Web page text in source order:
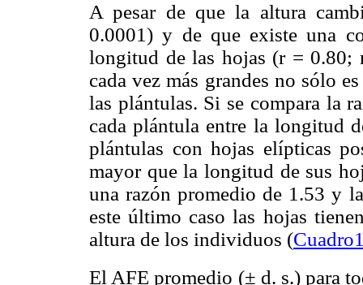
A pesar de que la altura
0.0001) y de que existe una
longitud de las hojas (r = 0.80;
cada vez más grandes no sólo
las plántulas. Si se compara la
cada plántula entre la longitud
plántulas con hojas elípticas
mayor que la longitud de sus
una razón promedio de 1.53 y
este último caso las hojas
altura de los individuos (
El AFE promedio (± d. s.) para